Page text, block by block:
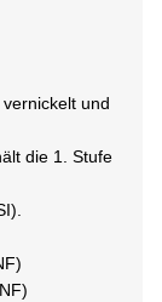
und
die 1. Stufe